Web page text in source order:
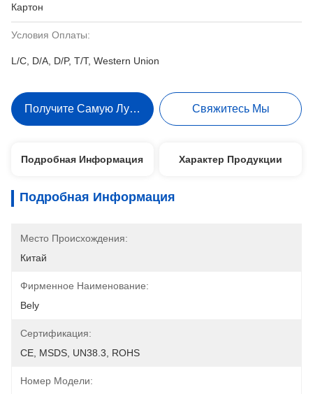
Картон
Условия Оплаты:
L/C, D/A, D/P, T/T, Western Union
Получите Самую Лучшую Цену Свяжитесь Мы
Подробная Информация Характер Продукции
Подробная Информация
Место Происхождения:
Китай
Фирменное Наименование:
Bely
Сертификация:
CE, MSDS, UN38.3, ROHS
Номер Модели: